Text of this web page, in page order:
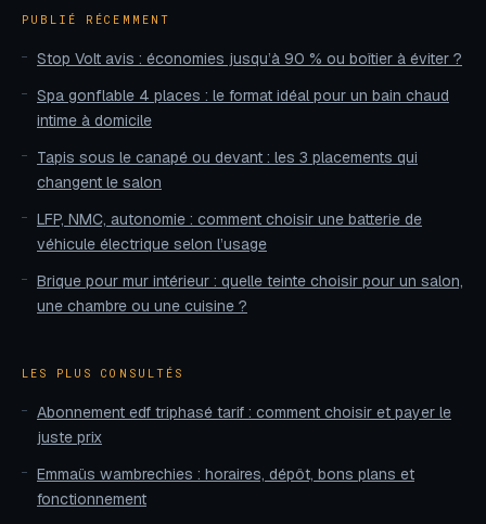
PUBLIÉ RÉCEMMENT
Stop Volt avis : économies jusqu’à 90 % ou boîtier à éviter ?
Spa gonflable 4 places : le format idéal pour un bain chaud
intime à domicile
Tapis sous le canapé ou devant : les 3 placements qui
changent le salon
LFP, NMC, autonomie : comment choisir une batterie de
véhicule électrique selon l’usage
Brique pour mur intérieur : quelle teinte choisir pour un salon,
une chambre ou une cuisine ?
LES PLUS CONSULTÉS
Abonnement edf triphasé tarif : comment choisir et payer le
juste prix
Emmaüs wambrechies : horaires, dépôt, bons plans et
fonctionnement